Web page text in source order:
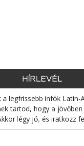
HÍRLEVÉL
a legfrissebb infók Latin-
tartod, hogy a jövőben
légy jó, és iratkozz